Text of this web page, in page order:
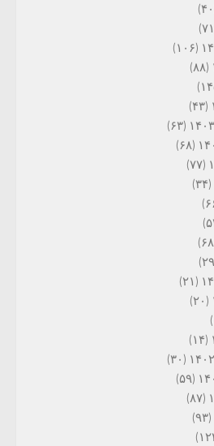
(۱۰۶)
(۸۸)
(۴۳)
(۶۳)
(۶۸)
(۷۷)
(۳۴)
(۲۱)
(۲۰)
(۱۴)
(۳۰)
(۵۹)
(۸۷)
(۹۳)